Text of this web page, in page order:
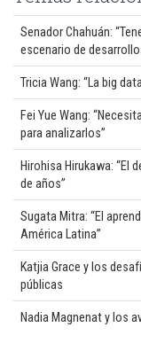
Senador Chahuán:
escenario de desarrollo
Tricia Wang: “La big
Fei Yue Wang:
para analizarlos”
Hirohisa Hirukawa: “El
de años”
Sugata Mitra: “El
América Latina”
Katjia Grace y los
públicas
Nadia Magnenat y los